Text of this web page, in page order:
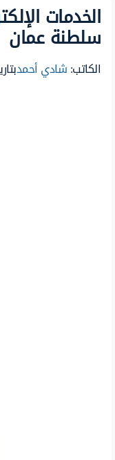
الخدمات
سلطنة عمان
الكاتب:شادي أحمدبتاريخ: 22